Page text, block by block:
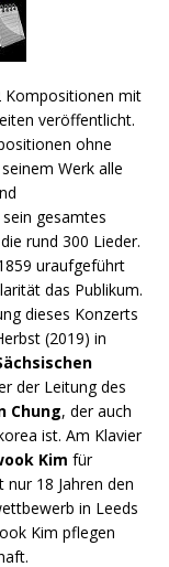
Kompositionen mit
veröffentlicht.
ohne
Werk alle
gesamtes
rund 300 Lieder.
uraufgeführt
das Publikum.
dieses Konzerts
(2019) in
der Leitung des
Chung, der auch
ist. Am Klavier
Kim für
18 Jahren den
in Leeds
Kim pflegen